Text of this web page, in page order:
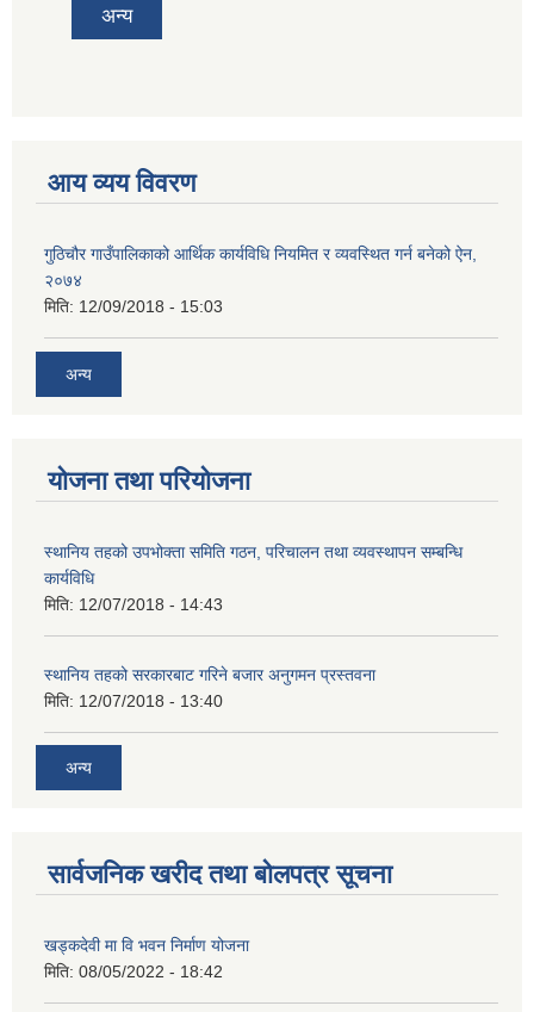
अन्य
आय व्यय विवरण
गुठिचौर गाउँपालिकाको आर्थिक कार्यविधि नियमित र व्यवस्थित गर्न बनेको ऐन,
२०७४
मिति: 12/09/2018 - 15:03
अन्य
योजना तथा परियोजना
स्थानिय तहको उपभोक्ता समिति गठन, परिचालन तथा व्यवस्थापन सम्बन्धि
कार्यविधि
मिति: 12/07/2018 - 14:43
स्थानिय तहको सरकारबाट गरिने बजार अनुगमन प्रस्तवना
मिति: 12/07/2018 - 13:40
अन्य
सार्वजनिक खरीद तथा बोलपत्र सूचना
खड्कदेवी मा वि भवन निर्माण योजना
मिति: 08/05/2022 - 18:42